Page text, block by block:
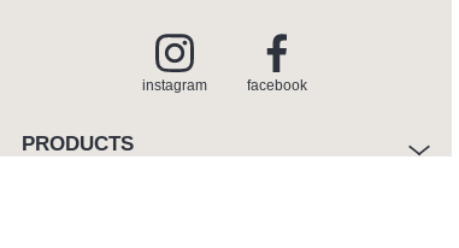
instagram facebook
PRODUCTS